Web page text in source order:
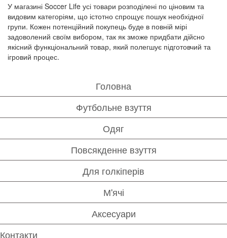
У магазині Soccer Life усі товари розподілені по ціновим та
видовим категоріям, що істотно спрощує пошук необхідної
групи. Кожен потенційний покупець буде в повній мірі
задоволений своїм вибором, так як зможе придбати дійсно
якісний функціональний товар, який полегшує підготовчий та
ігровий процес.
Головна
Футбольне взуття
Одяг
Повсякденне взуття
Для голкіперів
М'ячі
Аксесуари
Контакти